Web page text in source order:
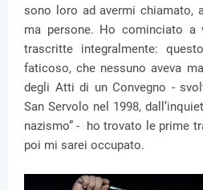
sono loro ad avermi chiamato,
ma persone. Ho cominciato
trascritte integralmente:
faticoso, che nessuno aveva
degli Atti di un Convegno -
San Servolo nel 1998,
nazismo” - ho trovato le prime
poi mi sarei occupato.